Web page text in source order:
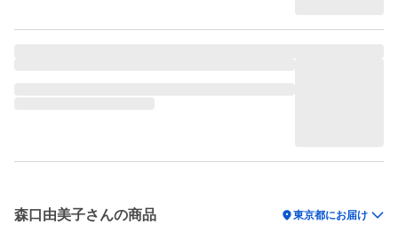
森口由美子さんの商品 location_on東京都にお届け